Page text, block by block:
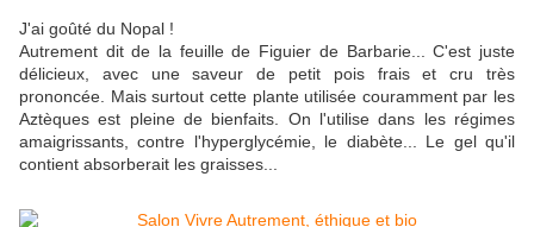
J'ai goûté du Nopal !
Autrement dit de la feuille de Figuier de Barbarie... C'est juste
délicieux, avec une saveur de petit pois frais et cru très
prononcée. Mais surtout cette plante utilisée couramment par les
Aztèques est pleine de bienfaits. On l'utilise dans les régimes
amaigrissants, contre l'hyperglycémie, le diabète... Le gel qu'il
contient absorberait les graisses...